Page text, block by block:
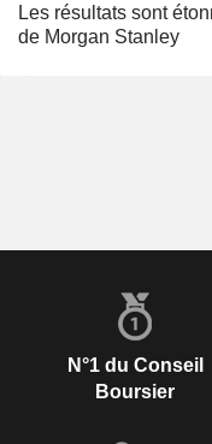
Les résultats sont
de Morgan Stanley
N°1 du Conseil
Boursier